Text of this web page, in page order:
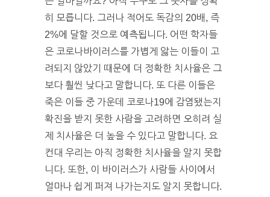
히 모릅니다. 그러나 적어도 독감의 20배, 즉
2%에 달할 것으로 예측됩니다. 어떤 학자들
은 코로나바이러스를 가볍게 앓는 이들이 고
려되지 않았기 때문에 더 정확한 치사율은 그
보다 훨씬 낮다고 말합니다. 또 다른 이들은
죽은 이들 중 가운데 코로나19에 감염됐는지
확진을 받지 못한 사람을 고려하면 오히려 실
제 치사율은 더 높을 수 있다고 말합니다. 요
컨대 우리는 아직 정확한 치사율을 알지 못합
니다. 또한, 이 바이러스가 사람들 사이에서
얼마나 쉽게 퍼져 나가는지도 알지 못합니다.